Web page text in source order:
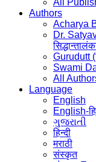
All
Authors
Acharya
Dr.
Gurudutt
Swami
All
Language
English
English-
ગુજરાતી
हिन्दी
मराठी
संस्कृत